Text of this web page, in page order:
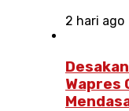
2 hari ago
Wapres